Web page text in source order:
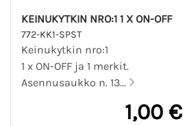
KEINUKYTKIN NRO:1 1 X ON-OFF
772-KK1-SPST
Keinukytkin nro:1
1 x ON-OFF ja 1 merkit.
Asennusaukko n. 13...
1,00 €